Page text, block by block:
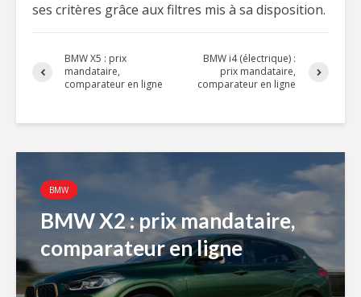
ses critères grâce aux filtres mis à sa disposition.
BMW X5 : prix
mandataire,
comparateur en ligne
BMW i4 (électrique) :
prix mandataire,
comparateur en ligne
BMW
BMW X2 : prix mandataire,
comparateur en ligne